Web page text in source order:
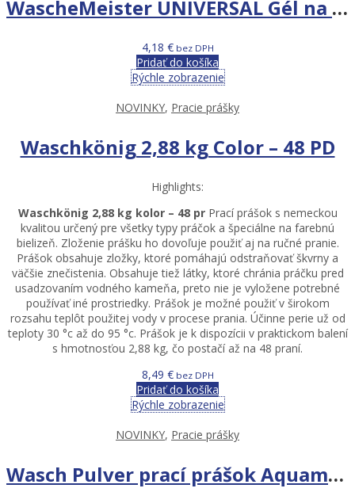
WascheMeister UNIVERSAL Gél na pranie 2l 57 praní
4,18 €bez DPH
Pridať do košíka
Rýchle zobrazenie
NOVINKY, Pracie prášky
Waschkönig 2,88 kg Color – 48 PD
Highlights:
Waschkönig 2,88 kg kolor – 48 prPrací prášok s nemeckou
kvalitou určený pre všetky typy práčok a špeciálne na farebnú
bielizeň. Zloženie prášku ho dovoľuje použiť aj na ručné pranie.
Prášok obsahuje zložky, ktoré pomáhajú odstraňovať škvrny a
väčšie znečistenia. Obsahuje tiež látky, ktoré chránia práčku pred
usadzovaním vodného kameňa, preto nie je vyložene potrebné
používať iné prostriedky. Prášok je možné použiť v širokom
rozsahu teplôt použitej vody v procese prania. Účinne perie už od
teploty 30 °c až do 95 °c. Prášok je k dispozícii v praktickom balení
s hmotnosťou 2,88 kg, čo postačí až na 48 praní.
8,49 €bez DPH
Pridať do košíka
Rýchle zobrazenie
NOVINKY, Pracie prášky
Wasch Pulver prací prášok Aquamarin System Universal – 9 kg 106 PD